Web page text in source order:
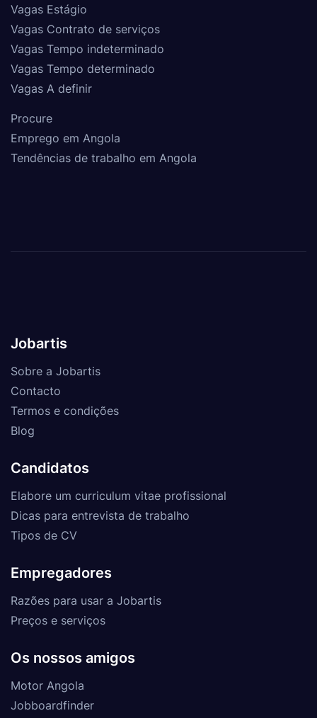
Vagas Estágio
Vagas Contrato de serviços
Vagas Tempo indeterminado
Vagas Tempo determinado
Vagas A definir
Procure
Emprego em Angola
Tendências de trabalho em Angola
Jobartis
Sobre a Jobartis
Contacto
Termos e condições
Blog
Candidatos
Elabore um curriculum vitae profissional
Dicas para entrevista de trabalho
Tipos de CV
Empregadores
Razões para usar a Jobartis
Preços e serviços
Os nossos amigos
Motor Angola
Jobboardfinder